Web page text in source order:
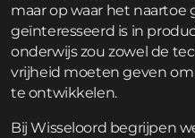
maar op waar het naartoe
geïnteresseerd is in
onderwijs zou zowel de
vrijheid moeten geven
te ontwikkelen.
Bij Wisseloord begrijpen